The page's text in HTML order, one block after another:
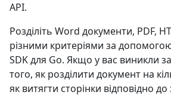
API.
Розділіть Word документи, PDF,
різними критеріями за
SDK для Go. Якщо у вас виникли
того, як розділити документ на
як витягти сторінки відповідно